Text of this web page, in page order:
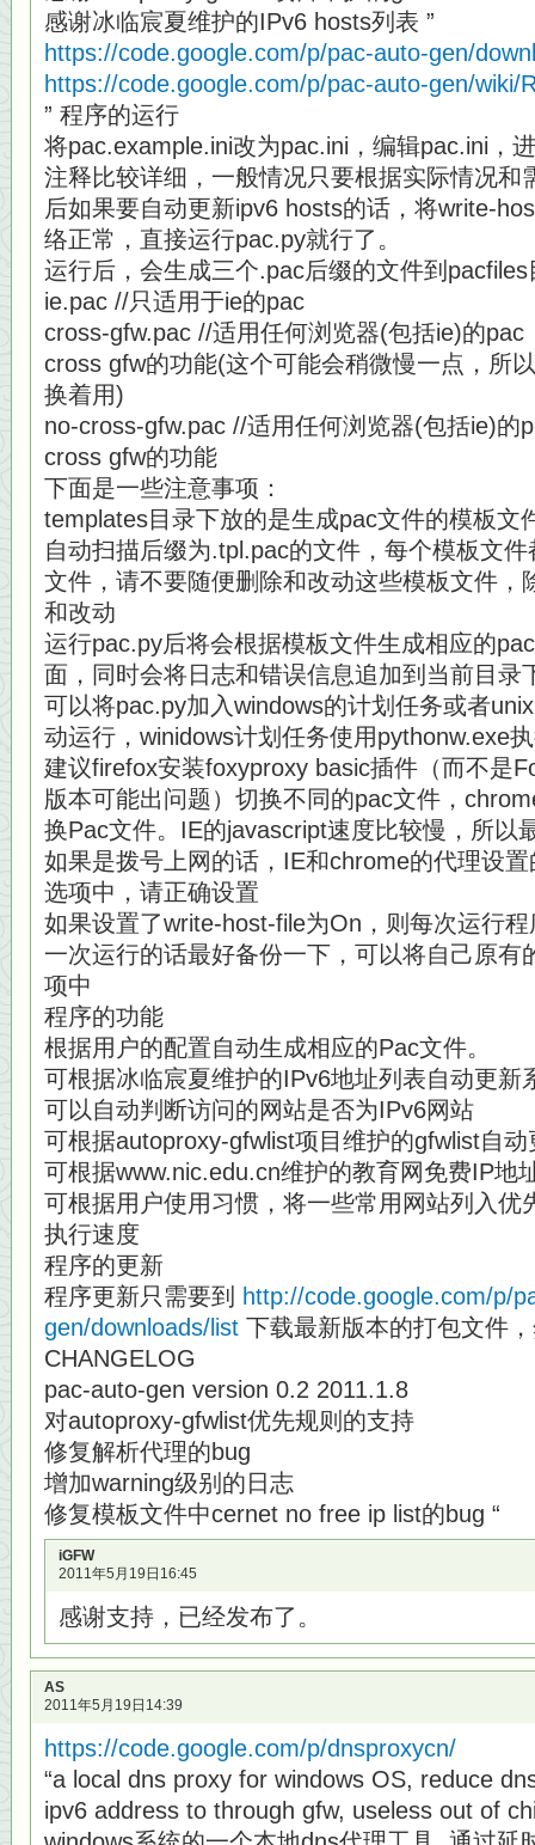
感谢冰临宸夏维护的IPv6 hosts列表 ”
https://code.google.com/p/pac-auto-gen/
https://code.google.com/p/pac-auto-gen/wiki/
” 程序的运行
将pac.example.ini改为pac.ini，编辑pac.ini，
注释比较详细，一般情况只要根据实际情况和
后如果要自动更新ipv6 hosts的话，将write-
络正常，直接运行pac.py就行了。
运行后，会生成三个.pac后缀的文件到pacfiles
ie.pac //只适用于ie的pac
cross-gfw.pac //适用任何浏览器(包括ie)的pac
cross gfw的功能(这个可能会稍微慢一点，所
换着用)
no-cross-gfw.pac //适用任何浏览器(包括ie)的
cross gfw的功能
下面是一些注意事项：
templates目录下放的是生成pac文件的模板文
自动扫描后缀为.tpl.pac的文件，每个模板文
文件，请不要随便删除和改动这些模板文件，
和改动
运行pac.py后将会根据模板文件生成相应的
面，同时会将日志和错误信息追加到当前目录
可以将pac.py加入windows的计划任务或者
动运行，winidows计划任务使用pythonw.exe
建议firefox安装foxyproxy basic插件（而不是
版本可能出问题）切换不同的pac文件，
换Pac文件。IE的javascript速度比较慢，所以
如果是拨号上网的话，IE和chrome的代理设
选项中，请正确设置
如果设置了write-host-file为On，则每次运行
一次运行的话最好备份一下，可以将自己原有
项中
程序的功能
根据用户的配置自动生成相应的Pac文件。
可根据冰临宸夏维护的IPv6地址列表自动更新
可以自动判断访问的网站是否为IPv6网站
可根据autoproxy-gfwlist项目维护的gfwlist自
可根据www.nic.edu.cn维护的教育网免费IP地
可根据用户使用习惯，将一些常用网站列入优
执行速度
程序的更新
程序更新只需要到
http://code.google.com/p/
gen/downloads/list 下载最新版本的打包文件
CHANGELOG
pac-auto-gen version 0.2 2011.1.8
对autoproxy-gfwlist优先规则的支持
修复解析代理的bug
增加warning级别的日志
修复模板文件中cernet no free ip list的bug “
iGFW
2011年5月19日16:45
感谢支持，已经发布了。
AS
2011年5月19日14:39
https://code.google.com/p/dnsproxycn/
“a local dns proxy for windows OS, reduce
ipv6 address to through gfw, useless out of